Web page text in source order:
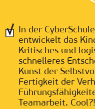
In der CyberSchule
entwickelt das
Kritisches und
schnelleres
Kunst der
Fertigkeit der
Teamarbeit.